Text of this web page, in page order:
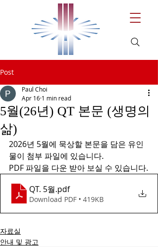
Post
5월(26년) QT 본문 (생명의
삶)
Paul Choi
Apr 16 1 min read
2026년 5월에 묵상할 본문을 담은 유인
물이 첨부 파일에 있습니다.
PDF 파일을 다운 받아 보실 수 있습니다.
QT. 5월.pdf
Download PDF • 419KB
자료실
안내 및 광고